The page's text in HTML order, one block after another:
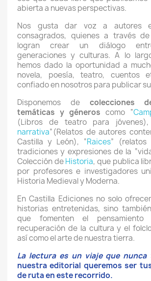
abierta a nuevas perspectivas.
Nos gusta dar voz a autores
consagrados, quienes a través
logran crear un diálogo
generaciones y culturas. A lo
hemos dado la oportunidad a
novela, poesía, teatro, cuentos
confiado en nosotros para publicar
Disponemos de colecciones
temáticas y géneros como “
(Libros de teatro para
narrativa”(Relatos de autores
Castilla y León), “Raices” (relatos
tradiciones y expresiones de la
Colección deHistoria, que publica
por profesores e investigadores
Historia Medieval y Moderna.
En Castilla Ediciones no solo
historias entretenidas, sino
que fomenten el
recuperación de la cultura y el
así como el arte de nuestra tierra.
La lectura es un viaje que nunca
nuestra editorial queremos ser
de ruta en este recorrido.